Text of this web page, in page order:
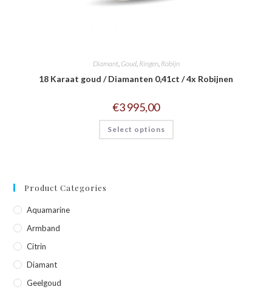
Diamant, Goud, Ringen, Robijn
18 Karaat goud / Diamanten 0,41ct / 4x Robijnen
€3 995,00
Select options
Product Categories
Aquamarine
Armband
Citrin
Diamant
Geelgoud